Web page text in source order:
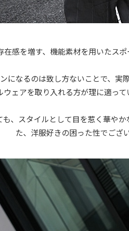
感を増す、機能素材を用いたスポ
になるのは致し方ないことで、実
ウェアを取り入れる方が理に適って
も、スタイルとして目を惹く華や
た、洋服好きの困った性でござい